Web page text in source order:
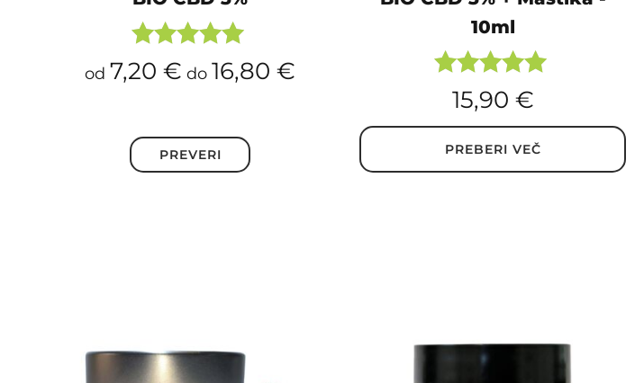
Ocenjeno
5.00
od 7,20 € do 16,80 €
PREVERI
10ml
Ocenjeno
5.00
15,90 €
PREBERI VEČ